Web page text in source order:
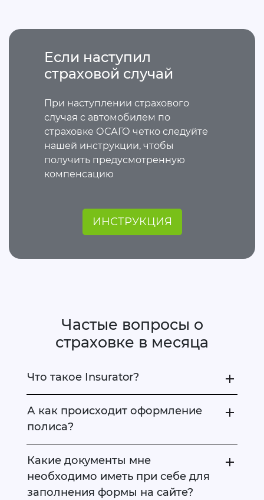
Если наступил
страховой случай
При наступлении страхового
случая с автомобилем по
страховке ОСАГО четко следуйте
нашей инструкции, чтобы
получить предусмотренную
компенсацию
ИНСТРУКЦИЯ
Частые вопросы о
страховке в месяца
Что такое Insurator?
А как происходит оформление
полиса?
Какие документы мне
необходимо иметь при себе для
заполнения формы на сайте?